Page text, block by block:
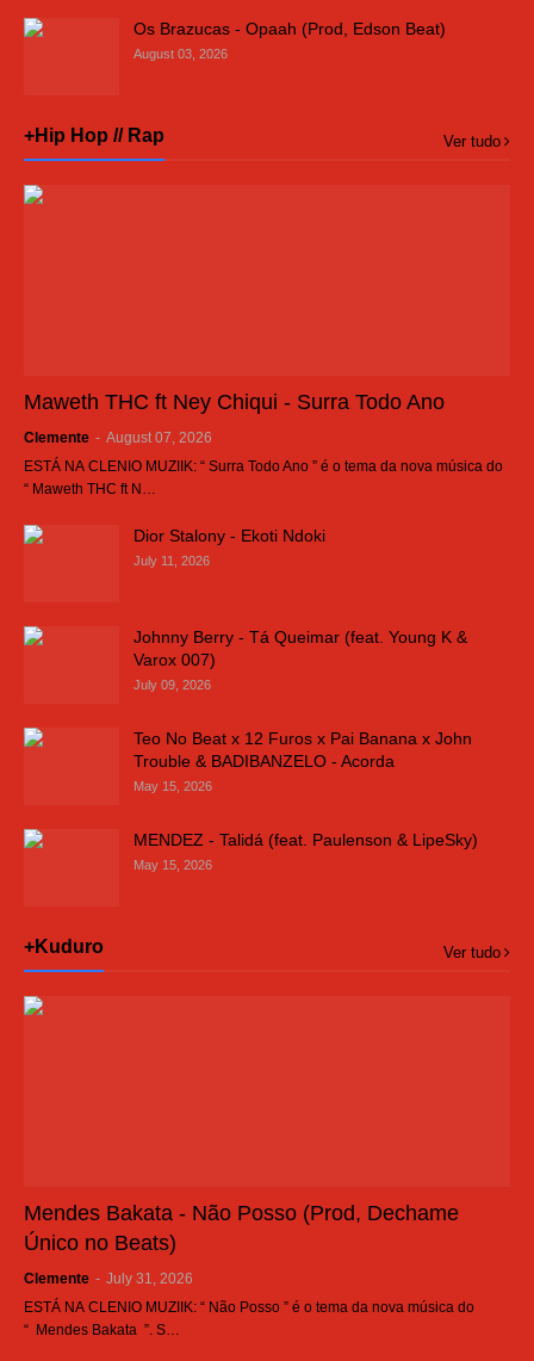
Os Brazucas - Opaah (Prod, Edson Beat)
August 03, 2026
+Hip Hop // Rap Ver tudo
Maweth THC ft Ney Chiqui - Surra Todo Ano
Clemente - August 07, 2026
ESTÁ NA CLENIO MUZIIK: “ Surra Todo Ano ” é o tema da nova música do
“ Maweth THC ft N…
Dior Stalony - Ekoti Ndoki
July 11, 2026
Johnny Berry - Tá Queimar (feat. Young K &
Varox 007)
July 09, 2026
Teo No Beat x 12 Furos x Pai Banana x John
Trouble & BADIBANZELO - Acorda
May 15, 2026
MENDEZ - Talidá (feat. Paulenson & LipeSky)
May 15, 2026
+Kuduro Ver tudo
Mendes Bakata - Não Posso (Prod, Dechame
Único no Beats)
Clemente - July 31, 2026
ESTÁ NA CLENIO MUZIIK: “ Não Posso ” é o tema da nova música do
“ Mendes Bakata ”. S…